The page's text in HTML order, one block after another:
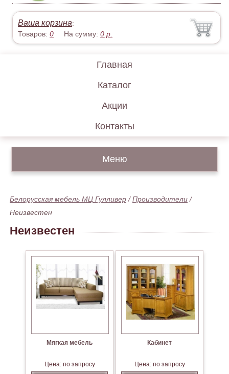
Ваша корзина:
Товаров:0 На сумму:0 р.
Главная
Каталог
Акции
Контакты
Меню
Белорусская мебель МЦ Гулливер /Производители /
Неизвестен
Неизвестен
Мягкая мебель
Цена: по запросу
Кабинет
Цена: по запросу